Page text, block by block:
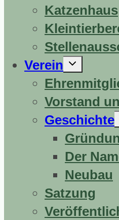
Katzenhaus
Verein
Untermenü
erweitern
Vorstand
Geschichte
Der
Neubau
Satzung